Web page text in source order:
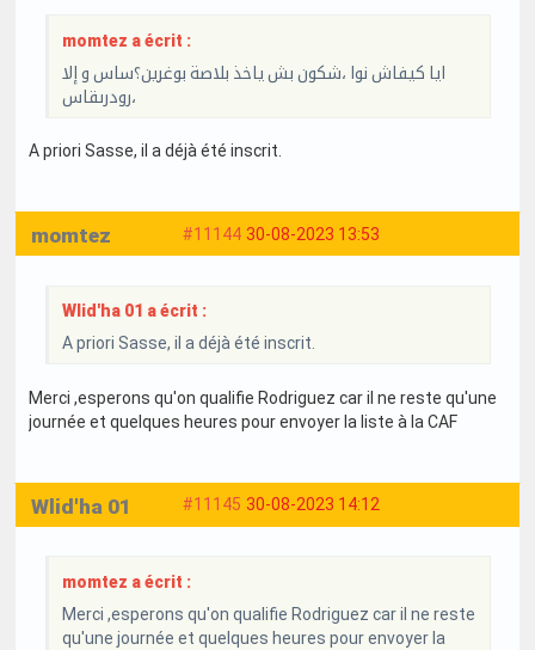
momtez a écrit :
ايا كيفاش نوا ،شكون بش ياخذ بلاصة بوغرين؟ساس و إلا
،رودرىقاس
A priori Sasse, il a déjà été inscrit.
#11144 30-08-2023 13:53
momtez
Wlid'ha 01 a écrit :
A priori Sasse, il a déjà été inscrit.
Merci ,esperons qu'on qualifie Rodriguez car il ne reste qu'une
journée et quelques heures pour envoyer la liste à la CAF
#11145 30-08-2023 14:12
Wlid'ha 01
momtez a écrit :
Merci ,esperons qu'on qualifie Rodriguez car il ne reste
qu'une journée et quelques heures pour envoyer la